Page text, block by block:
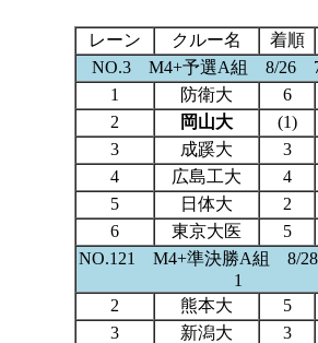
レーン クルー名 着順
NO.3 M4+予選A組 8/26
1
防衛大 6
2
岡山大 (1)
3
成蹊大 3
4
広島工大 4
5
日体大 2
6
東京大医 5
NO.121 M4+準決勝A組 8/
1
2
熊本大 5
3
新潟大 3